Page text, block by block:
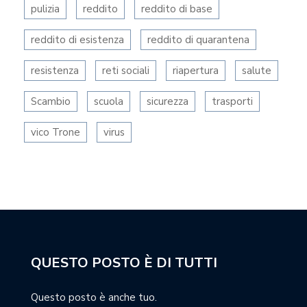
pulizia reddito reddito di base
reddito di esistenza reddito di quarantena
resistenza reti sociali riapertura salute
Scambio scuola sicurezza trasporti
vico Trone virus
QUESTO POSTO È DI TUTTI
Questo posto è anche tuo.